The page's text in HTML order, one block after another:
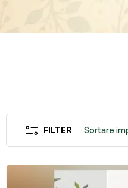
FILTER Sortare